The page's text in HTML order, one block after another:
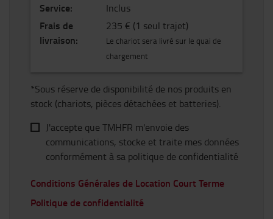
Service: Inclus
Frais de
livraison:
235 € (1 seul trajet)
Le chariot sera livré sur le quai de
chargement
*Sous réserve de disponibilité de nos produits en
stock (chariots, pièces détachées et batteries).
J'accepte que TMHFR m'envoie des
communications, stocke et traite mes données
conformément à sa politique de confidentialité
Conditions Générales de Location Court Terme
Politique de confidentialité